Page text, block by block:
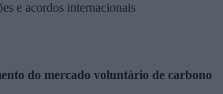
e acordos internacionais
do mercado voluntário de carbono